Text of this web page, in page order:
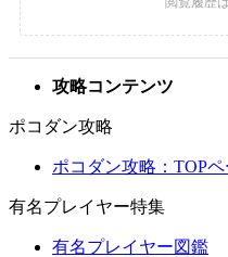
攻略コンテンツ
ポコダン攻略
ポコダン攻略：TOPペ
有名プレイヤー特集
有名プレイヤー図鑑